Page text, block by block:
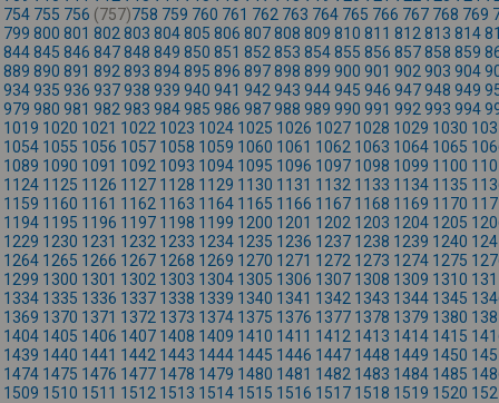
754 755 756 (757)758 759 760 761 762 763 764 765 766 767 768 769
799 800 801 802 803 804805 806 807808 809 810 811 812 813 814
844845 846 847848 849 850 851 852 853 854855 856 857858 859
889 890 891 892 893 894895 896 897898 899 900 901 902 903 904
934935 936 937938 939 940 941 942 943 944945 946 947948 949
979 980 981 982 983 984985 986 987988 989 990 991 992 993 994
1019 1020 1021 1022 1023 1024 1025 1026 1027 1028 1029 1030
1054 1055 1056 1057 1058 1059 1060 1061 1062 1063 1064 1065
1089 1090 1091 1092 1093 1094 1095 1096 1097 1098 1099 1100
1124 1125 1126 1127 1128 1129 1130 1131 1132 1133 1134 1135
1159 1160 1161 1162 1163 1164 1165 1166 1167 1168 1169 1170
1194 1195 1196 1197 1198 1199 1200 1201 1202 1203 1204 1205
1229 1230 1231 1232 1233 1234 1235 1236 1237 1238 1239 1240
1264 1265 1266 1267 1268 1269 1270 1271 1272 1273 1274 1275
1299 1300 1301 1302 1303 1304 1305 1306 1307 1308 1309 1310
1334 1335 1336 1337 1338 1339 1340 1341 1342 1343 1344 1345
1369 1370 1371 1372 1373 1374 1375 1376 1377 1378 1379 1380
1404 1405 1406 1407 1408 1409 1410 1411 1412 1413 1414 1415
1439 1440 1441 1442 1443 1444 1445 1446 1447 1448 1449 1450
1474 1475 1476 1477 1478 1479 1480 1481 1482 1483 1484 1485
1509 1510 1511 1512 1513 1514 1515 1516 1517 1518 1519 1520